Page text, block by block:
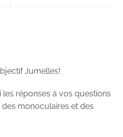
Jumelles!
réponses à vos questions
des monoculaires et des